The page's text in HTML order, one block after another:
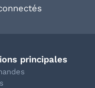
principales